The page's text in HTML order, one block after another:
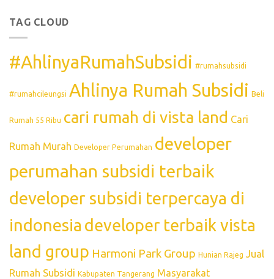
TAG CLOUD
#AhlinyaRumahSubsidi #rumahsubsidi
#rumahcileungsi Ahlinya Rumah Subsidi Beli
Rumah 55 Ribu cari rumah di vista land Cari
Rumah Murah Developer Perumahan developer
perumahan subsidi terbaik
developer subsidi terpercaya di
indonesia developer terbaik vista
land group Harmoni Park Group Hunian Rajeg Jual
Rumah Subsidi Kabupaten Tangerang Masyarakat